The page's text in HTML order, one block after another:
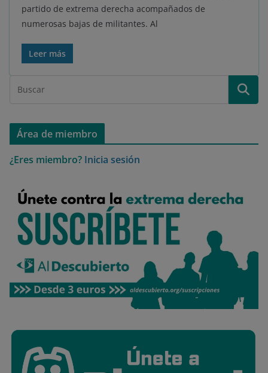
partido de extrema derecha acompañados de
numerosas bajas de militantes. Al
Leer más
Área de miembro
¿Eres miembro? Inicia sesión